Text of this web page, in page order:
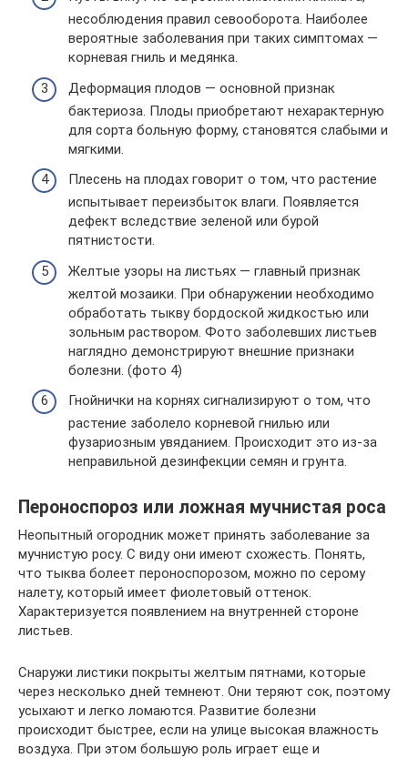
несоблюдения правил севооборота. Наиболее
вероятные заболевания при таких симптомах —
корневая гниль и медянка.
Деформация плодов — основной признак
бактериоза. Плоды приобретают нехарактерную
для сорта больную форму, становятся слабыми и
мягкими.
Плесень на плодах говорит о том, что растение
испытывает переизбыток влаги. Появляется
дефект вследствие зеленой или бурой
пятнистости.
Желтые узоры на листьях — главный признак
желтой мозаики. При обнаружении необходимо
обработать тыкву бордоской жидкостью или
зольным раствором. Фото заболевших листьев
наглядно демонстрируют внешние признаки
болезни. (фото 4)
Гнойнички на корнях сигнализируют о том, что
растение заболело корневой гнилью или
фузариозным увяданием. Происходит это из-за
неправильной дезинфекции семян и грунта.
Пероноспороз или ложная мучнистая роса
Неопытный огородник может принять заболевание за
мучнистую росу. С виду они имеют схожесть. Понять,
что тыква болеет пероноспорозом, можно по серому
налету, который имеет фиолетовый оттенок.
Характеризуется появлением на внутренней стороне
листьев.
Снаружи листики покрыты желтым пятнами, которые
через несколько дней темнеют. Они теряют сок, поэтому
усыхают и легко ломаются. Развитие болезни
происходит быстрее, если на улице высокая влажность
воздуха. При этом большую роль играет еще и